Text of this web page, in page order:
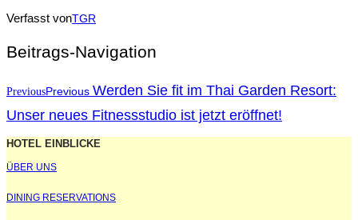
Verfasst vonTGR
Beitrags-Navigation
PreviousPrevious Werden Sie fit im Thai Garden Resort:
Unser neues Fitnessstudio ist jetzt eröffnet!
HOTEL EINBLICKE
ÜBER UNS
DINING RESERVATIONS